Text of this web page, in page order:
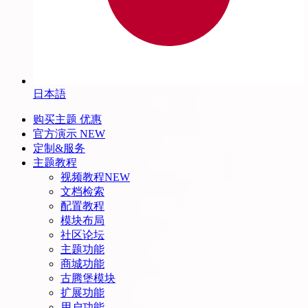
日本語
购买主题 优惠
官方演示 NEW
定制&服务
主题教程
视频教程NEW
文档检索
配置教程
模块布局
社区论坛
主题功能
商城功能
古腾堡模块
扩展功能